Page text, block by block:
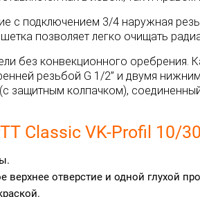
с подключением 3/4 наружная
позволяет легко очищать
без конвекционного
резьбой G 1/2” и двумя
защитным колпачком),
Classic VK-Profil 10/
отверстие и одной глухой